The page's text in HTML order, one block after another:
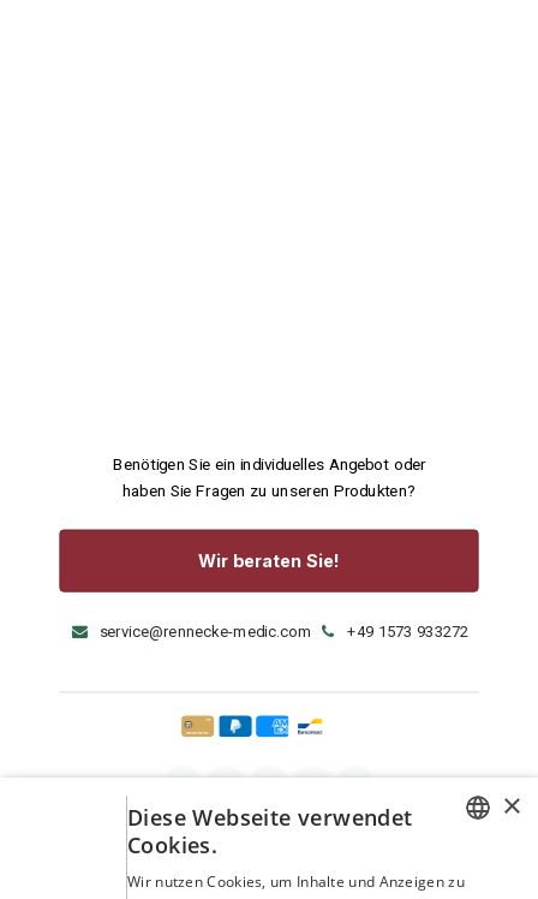
Benötigen Sie ein individuelles Angebot oder
haben Sie Fragen zu unseren Produkten?
Wir beraten Sie!
service@rennecke-medic.com +49 1573 933272
×
Diese Webseite verwendet
Cookies.
Wir nutzen Cookies, um Inhalte und Anzeigen zu